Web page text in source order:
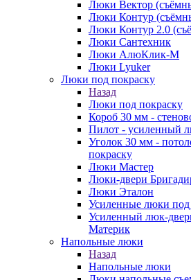
Люки Вектор
Люки Контур
Люки Контур 2.0
Люки Сантехник
Люки АлюКлик-М
Люки Lyuker
Люки под покраску
Назад
Люки под покраску
Короб 30 мм -
Пилот - усиленный
Уголок 30 мм -
покраску
Люки Мастер
Люки-двери
Люки Эталон
Усиленные люки
Усиленный люк-
Материк
Напольные люки
Назад
Напольные люки